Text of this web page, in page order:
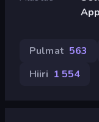
Pulmat 563
Hiiri 1 554